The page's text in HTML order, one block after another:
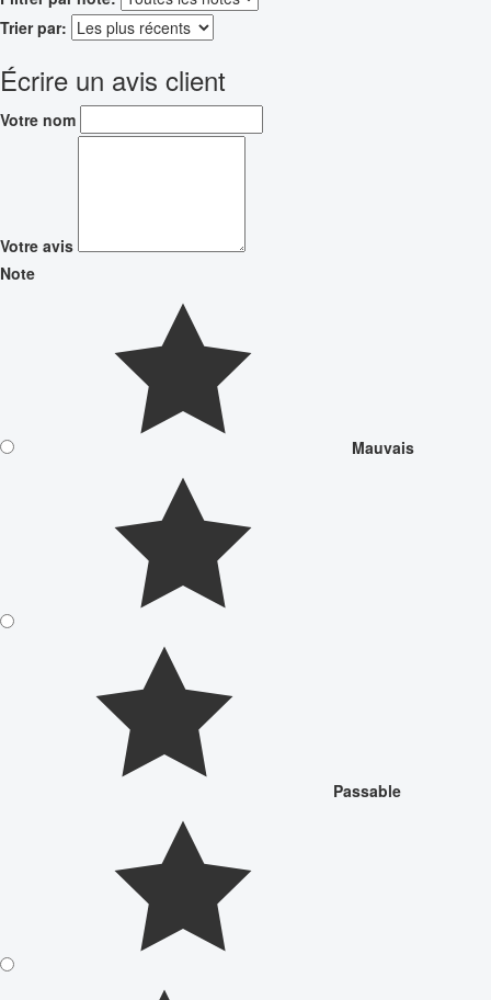
Trier par:
Écrire un avis client
Votre nom
Votre avis
Note
Mauvais
Passable